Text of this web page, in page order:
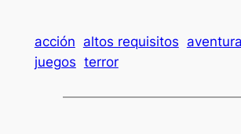
acción altos requisitos
juegos terror